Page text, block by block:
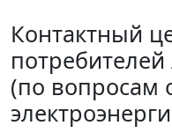
Контактный
(по вопросам